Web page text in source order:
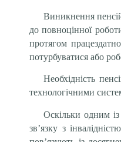
Виникнення
до повноцінної
протягом
потурбуватися або
Необхідність
технологічними
Оскільки одним
зв’язку з